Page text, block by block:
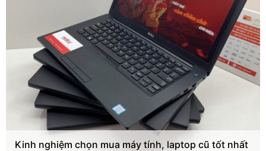
Kinh nghiệm chọn mua máy tính, laptop cũ tốt nhất